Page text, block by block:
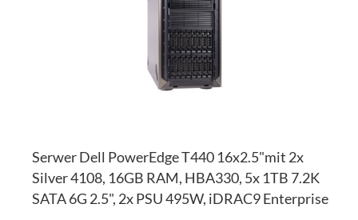
Serwer Dell PowerEdge T440 16x2.5"mit 2x
Silver 4108, 16GB RAM, HBA330, 5x 1TB 7.2K
SATA 6G 2.5", 2x PSU 495W, iDRAC9 Enterprise